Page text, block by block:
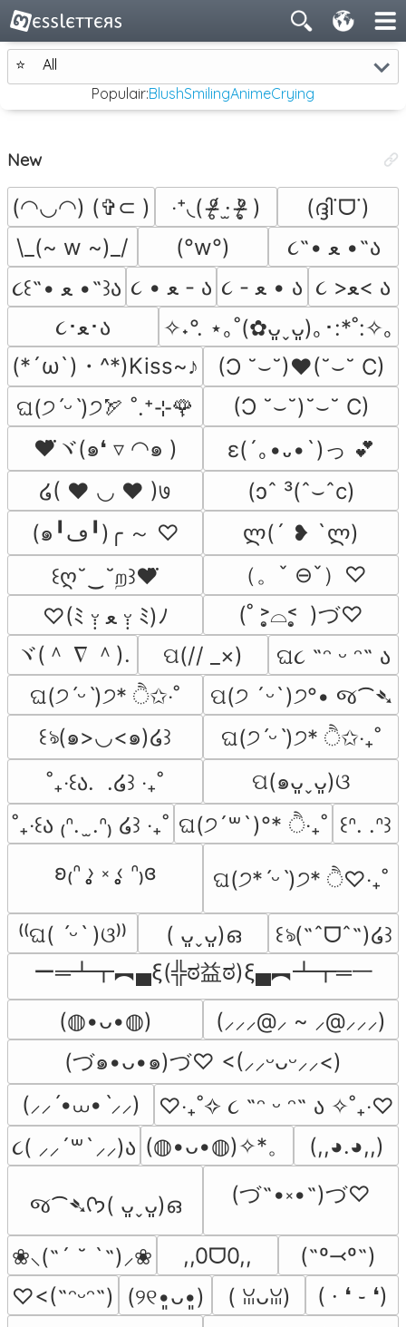
⭐
All
Populair:BlushSmilingAnimeCrying
New
(◠◡◠) (✞⊂ ) ‧⁺◟( ᵒ̴̶̷̥́ ·̫ ᵒ̴̶̷̣̥̀ )
(ദ്ദി˙ᗜ˙)
\_(~ w ~)_/
(°w°)
૮˶• ﻌ •˶ა
૮꒰˵• ﻌ •˵꒱ა
૮ • ﻌ - ა ૮ - ﻌ • ა
૮ >ﻌ< ა
૮･ﻌ･ა
✧˖°. ⋆｡˚(✿ᴗ͈ˬᴗ͈)｡･:*˚:✧｡
(*´ω`)・^*)Kiss~♪
(Ɔ ˘⌣˘)♥(˘⌣˘ C)
ଘ(੭ˊᵕˋ)੭🏹 ˚.⁺⊹🌹
(Ɔ ˘⌣˘)˘⌣˘ C)
❤⃛ヾ(๑❛ ▿ ◠๑ )
ε(´｡•᎑•`)っ 💕
໒( ♥ ◡ ♥ )७
(ɔˆ ³(ˆ⌣ˆc)
(๑╹ڡ╹)╭ ～ ♡
ლ(´ ❥ `ლ)
꒰ღ˘‿˘ற꒱❤⃛
（。ˇ ⊖ˇ）♡
♡(ﾐ ᵕ̣̣̣̣̣̣ ﻌ ᵕ̣̣̣̣̣̣ ﾐ)ﾉ
(˚ ˃̣̣̥⌓˂̣̣̥  )づ♡
ヾ(＾ ∇ ＾).
ପ(// _×)
ଘ૮ ˶ᵔ ᵕ ᵔ˶ ა
ଘ(੭ˊᵕˋ)੭* ੈ✩‧˚
ପ(੭ ´ᵕ`)੭°• જ⁀➴
꒰ঌ(๑>◡<๑)໒꒱
ଘ(੭ˊᵕˋ)੭* ੈ✩‧₊˚
˚₊‧꒰ა.  .໒꒱ ‧₊˚
ପ(๑ᴗ͈ˬᴗ͈)ଓ
˚₊‧꒰ა ₍ᐢ.  ̫.ᐢ₎ ໒꒱ ‧₊˚ ଘ(੭´꒳`)°* ੈ‧₊˚ ꒰ᐢ. .ᐢ꒱
ʚ₍ᐢ ›̥̥̥ ༝ ‹̥̥̥ ᐢ₎ɞ
ଘ(੭*ˊᵕˋ)੭* ੈ♡‧₊˚
⁽⁽ଘ( ˊᵕˋ )ଓ⁾⁾ ( ᴗ͈ˬᴗ͈)ഒ
꒰ঌ(˶ˆᗜˆ˵)໒꒱
ー═┻┳︻▄ξ(╬ಠ益ಠ)ξ▄︻┻┳═一
(⁠◍⁠•⁠ᴗ⁠•⁠◍⁠)
(⸝⸝⸝@⸝ ~ ⸝@⸝⸝⸝)
(づ๑•ᴗ•๑)づ♡ <(⸝⸝ᵕᴗᵕ⸝⸝<)
(⸝⸝ˊ•⩊•ˋ⸝⸝)
‎♡‧₊˚✧ ૮ ˶ᵔ ᵕ ᵔ˶ ა ✧˚₊‧♡
૮( ⸝⸝´꒳`⸝⸝)ა (⁠◍⁠•⁠ᴗ⁠•⁠◍⁠)⁠✧⁠*⁠。 (,,◕.◕,,)
જ⁀➴ᡣ𐭩( ᴗ͈ˬᴗ͈)ഒ (づ˶•༝•˶)づ♡
❀⸜(˶´ ˘ `˶)⸝❀ ,,0ᗜ0,,
(˶º⤙º˶)
♡<(˶ᵔᵕᵔ˶)
(୨୧•͈ᴗ•͈) (⁠ ⁠ꈍ⁠ᴗ⁠ꈍ⁠)
( · ❛ ֊ ❛)